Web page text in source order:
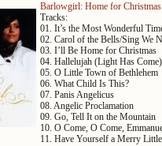
Barlowgirl: Home for
Tracks:
01. It’s the Most Wonderful
02. Carol of the Bells/Sing We
03. I’ll Be Home for Christmas
04. Hallelujah (Light Has Come)
05. O Little Town of Bethlehem
06. What Child Is This?
07. Panis Angelicus
08. Angelic Proclamation
09. Go, Tell It on the Mountain
10. O Come, O Come,
11. Have Yourself a Merry